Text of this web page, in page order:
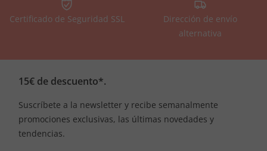
Certificado de Seguridad SSL
Dirección de envío
alternativa
15€ de descuento*.
Suscríbete a la newsletter y recibe semanalmente
promociones exclusivas, las últimas novedades y
tendencias.